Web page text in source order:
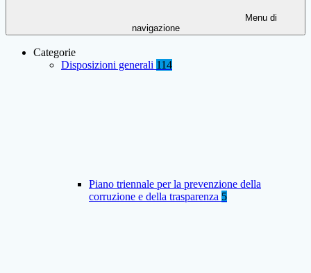
Menu di
navigazione
Categorie
Disposizioni generali 114
Piano triennale per la prevenzione della
corruzione e della trasparenza 5